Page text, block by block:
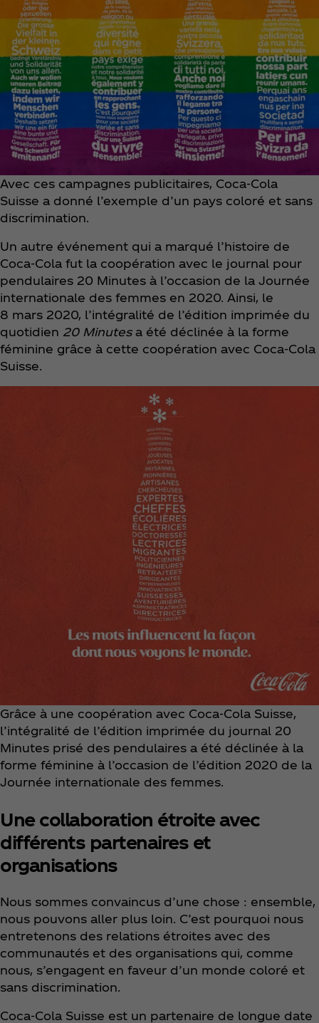
Avec ces campagnes publicitaires, Coca‑Cola
Suisse a donné l’exemple d’un pays coloré et sans
discrimination.
Un autre événement qui a marqué l’histoire de
Coca‑Cola fut la coopération avec le journal pour
pendulaires 20 Minutes à l’occasion de la Journée
internationale des femmes en 2020. Ainsi, le
8 mars 2020, l’intégralité de l’édition imprimée du
quotidien 20 Minutesa été déclinée à la forme
féminine grâce à cette coopération avec Coca‑Cola
Suisse.
Grâce à une coopération avec Coca‑Cola Suisse,
l’intégralité de l’édition imprimée du journal 20
Minutes prisé des pendulaires a été déclinée à la
forme féminine à l’occasion de l’édition 2020 de la
Journée internationale des femmes.
Une collaboration étroite avec
différents partenaires et
organisations
Nous sommes convaincus d’une chose : ensemble,
nous pouvons aller plus loin. C’est pourquoi nous
entretenons des relations étroites avec des
communautés et des organisations qui, comme
nous, s’engagent en faveur d’un monde coloré et
sans discrimination.
Coca‑Cola Suisse est un partenaire de longue date